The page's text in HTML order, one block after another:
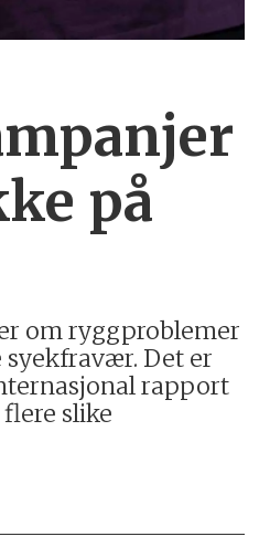
på
om ryggproblemer
Det er
rapport
slike